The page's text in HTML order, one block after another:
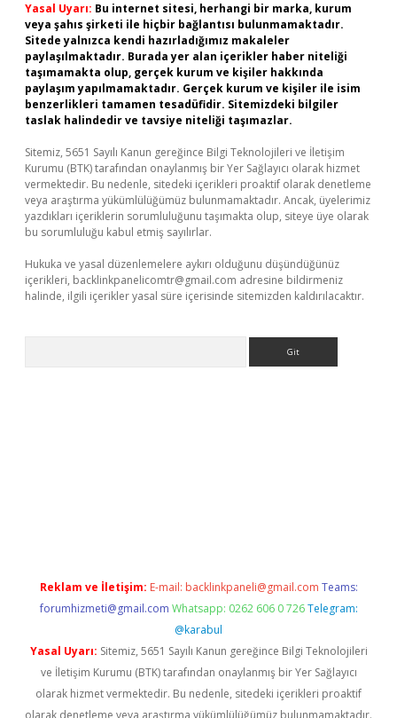
Yasal Uyarı: Bu internet sitesi, herhangi bir marka, kurum
veya şahıs şirketi ile hiçbir bağlantısı bulunmamaktadır.
Sitede yalnızca kendi hazırladığımız makaleler
paylaşılmaktadır. Burada yer alan içerikler haber niteliği
taşımamakta olup, gerçek kurum ve kişiler hakkında
paylaşım yapılmamaktadır. Gerçek kurum ve kişiler ile isim
benzerlikleri tamamen tesadüfidir. Sitemizdeki bilgiler
taslak halindedir ve tavsiye niteliği taşımazlar.
Sitemiz, 5651 Sayılı Kanun gereğince Bilgi Teknolojileri ve İletişim
Kurumu (BTK) tarafından onaylanmış bir Yer Sağlayıcı olarak hizmet
vermektedir. Bu nedenle, sitedeki içerikleri proaktif olarak denetleme
veya araştırma yükümlülüğümüz bulunmamaktadır. Ancak, üyelerimiz
yazdıkları içeriklerin sorumluluğunu taşımakta olup, siteye üye olarak
bu sorumluluğu kabul etmiş sayılırlar.
Hukuka ve yasal düzenlemelere aykırı olduğunu düşündüğünüz
içerikleri, backlinkpanelicomtr@gmail.com adresine bildirmeniz
halinde, ilgili içerikler yasal süre içerisinde sitemizden kaldırılacaktır.
Reklam ve İletişim: E-mail: backlinkpaneli@gmail.com Teams:
forumhizmeti@gmail.com Whatsapp: 0262 606 0 726 Telegram:
@karabul
Yasal Uyarı: Sitemiz, 5651 Sayılı Kanun gereğince Bilgi Teknolojileri
ve İletişim Kurumu (BTK) tarafından onaylanmış bir Yer Sağlayıcı
olarak hizmet vermektedir. Bu nedenle, sitedeki içerikleri proaktif
olarak denetleme veya araştırma yükümlülüğümüz bulunmamaktadır.